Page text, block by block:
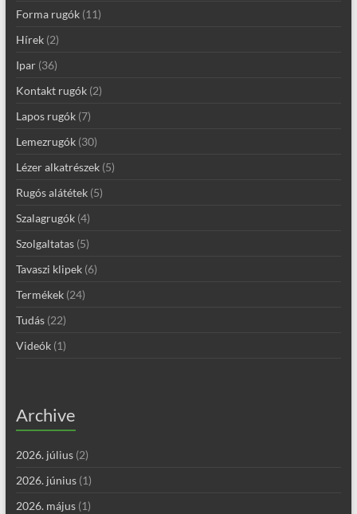
Forma rugók(11)
Hírek(2)
Ipar(36)
Kontakt rugók(2)
Lapos rugók(7)
Lemezrugók(30)
Lézer alkatrészek(5)
Rugós alátétek(5)
Szalagrugók(4)
Szolgaltatas(5)
Tavaszi klipek(6)
Termékek(24)
Tudás(22)
Videók(1)
Archive
2026. július(2)
2026. június(1)
2026. május(1)